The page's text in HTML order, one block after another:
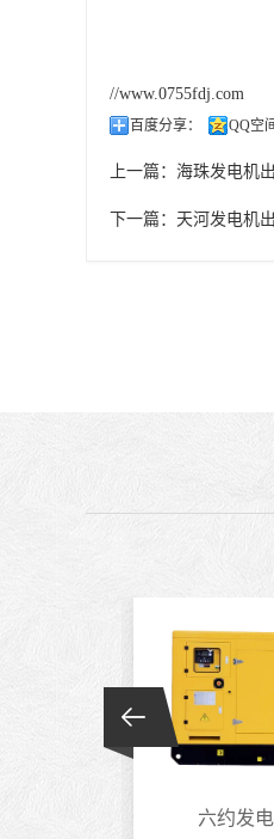
//www.0755fdj.com
百度分享： QQ空间
上一篇： 海珠发电机
下一篇： 天河发电机
六约发